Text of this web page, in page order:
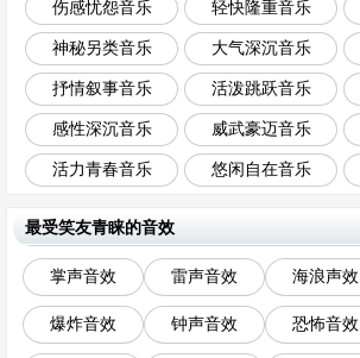
伤感忧怨音乐 轻快隆重音乐
神秘另类音乐 大气深沉音乐
抒情叙事音乐 活泼跳跃音乐
感性深沉音乐 威武豪迈音乐
活力青春音乐 悠闲自在音乐
最受笑友青睐的音效
掌声音效 雷声音效 海浪声效
爆炸音效 钟声音效 恐怖音效